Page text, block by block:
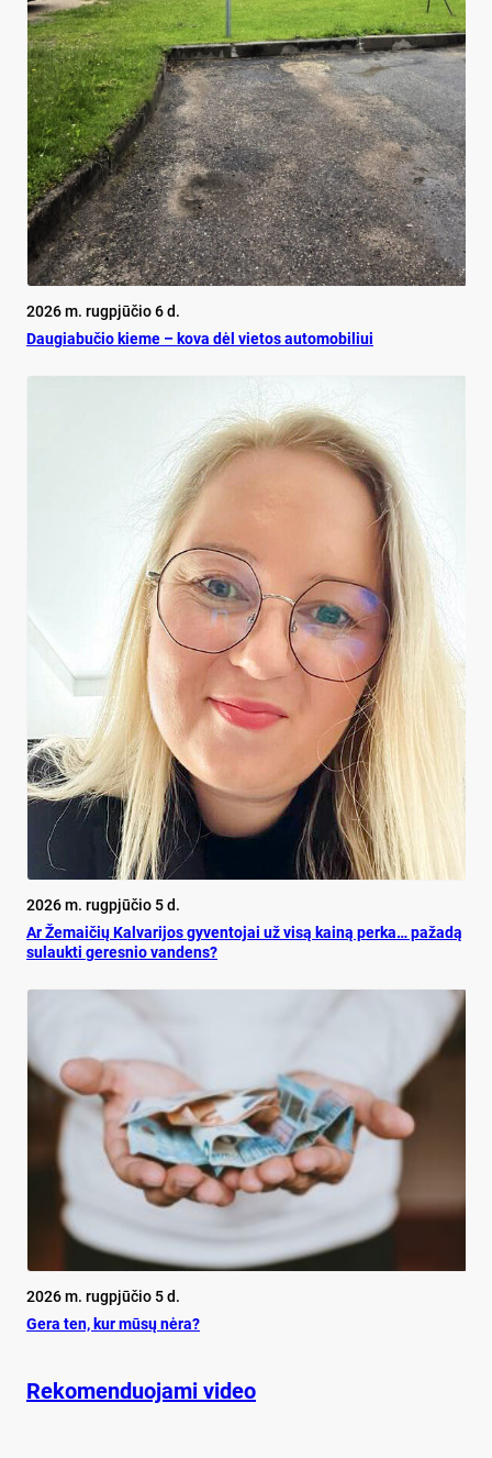
2026 m. rugpjūčio 6 d.
Dau­gia­bu­čio kie­me – ko­va dėl vie­tos au­to­mo­bi­liui
2026 m. rugpjūčio 5 d.
Ar Že­mai­čių Kal­va­ri­jos gy­ven­to­jai už vi­są kai­ną per­ka… pa­ža­dą
su­lauk­ti ge­res­nio van­dens?
2026 m. rugpjūčio 5 d.
Ge­ra ten, kur mū­sų nė­ra?
Rekomenduojami video